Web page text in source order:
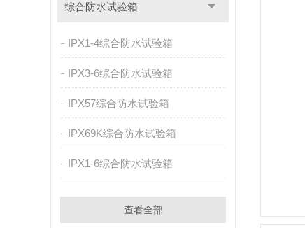
综合防水试验箱
IPX1-4综合防水试验箱
IPX3-6综合防水试验箱
IPX57综合防水试验箱
IPX69K综合防水试验箱
IPX1-6综合防水试验箱
查看全部